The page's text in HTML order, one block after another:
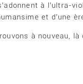
à l’ultra-
et d’une
à nouveau,